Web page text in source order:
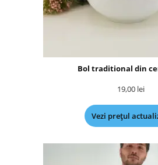
Bol traditional din
19,00 lei
Vezi prețul